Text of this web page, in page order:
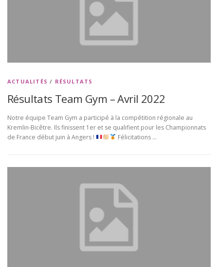
ACTUALITÉS / RÉSULTATS
Résultats Team Gym – Avril 2022
Notre équipe Team Gym a participé à la compétition régionale au
Kremlin-Bicêtre. Ils finissent 1er et se qualifient pour les Championnats
de France début juin à Angers !
Félicitations …